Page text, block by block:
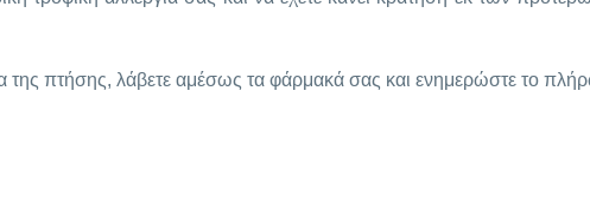
της πτήσης, λάβετε αμέσως τα φάρμακά σας και ενημερώστε το